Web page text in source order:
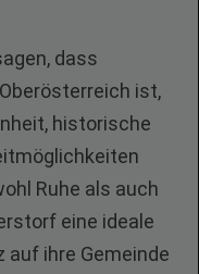
dass
ist,
historische
Ruhe als auch
eine ideale
auf ihre Gemeinde